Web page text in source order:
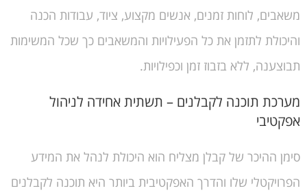
משאבים, לוחות זמנים, אנשים מקצוע, ציוד, עבודות הכנה
והיכולת לתזמן את כל הפעילויות והמשאבים כך שכל המשימות
תבוצענה, ללא בזבוז זמן וכפילויות.
מערכת תוכנה לקבלנים – תשתית אחידה לניהול
אפקטיבי
סימן ההיכר של קבלן מצליח הוא היכולת לנהל את המידע
הפרויקטלי שלו והדרך האפקטיבית ביותר היא תוכנה לקבלנים